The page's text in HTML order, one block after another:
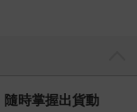
時掌握出貨動